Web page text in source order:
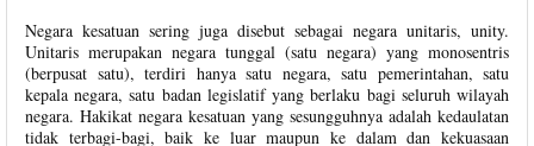
Negara kesatuan sering juga disebut sebagai negara unitaris, unity.
Unitaris merupakan negara tunggal (satu negara) yang monosentris
(berpusat satu), terdiri hanya satu negara, satu pemerintahan, satu
kepala negara, satu badan legislatif yang berlaku bagi seluruh wilayah
negara. Hakikat negara kesatuan yang sesungguhnya adalah kedaulatan
tidak terbagi-bagi, baik ke luar maupun ke dalam dan kekuasaan